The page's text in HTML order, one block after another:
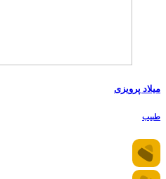
میلاد پرویزی
طبیب